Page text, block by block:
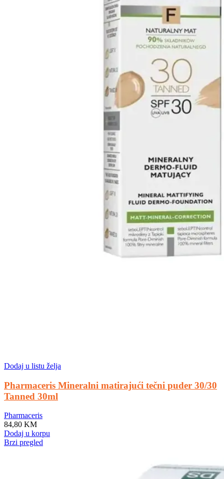
Dodaj u listu želja
Pharmaceris Mineralni matirajući tečni puder 30/30
Tanned 30ml
Pharmaceris
84,80 KM
Dodaj u korpu
Brzi pregled